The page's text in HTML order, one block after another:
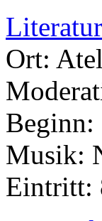
Ort:
Musik:
Eintritt: